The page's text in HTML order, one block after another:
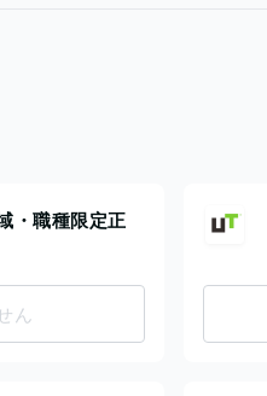
・職種限定正
ん